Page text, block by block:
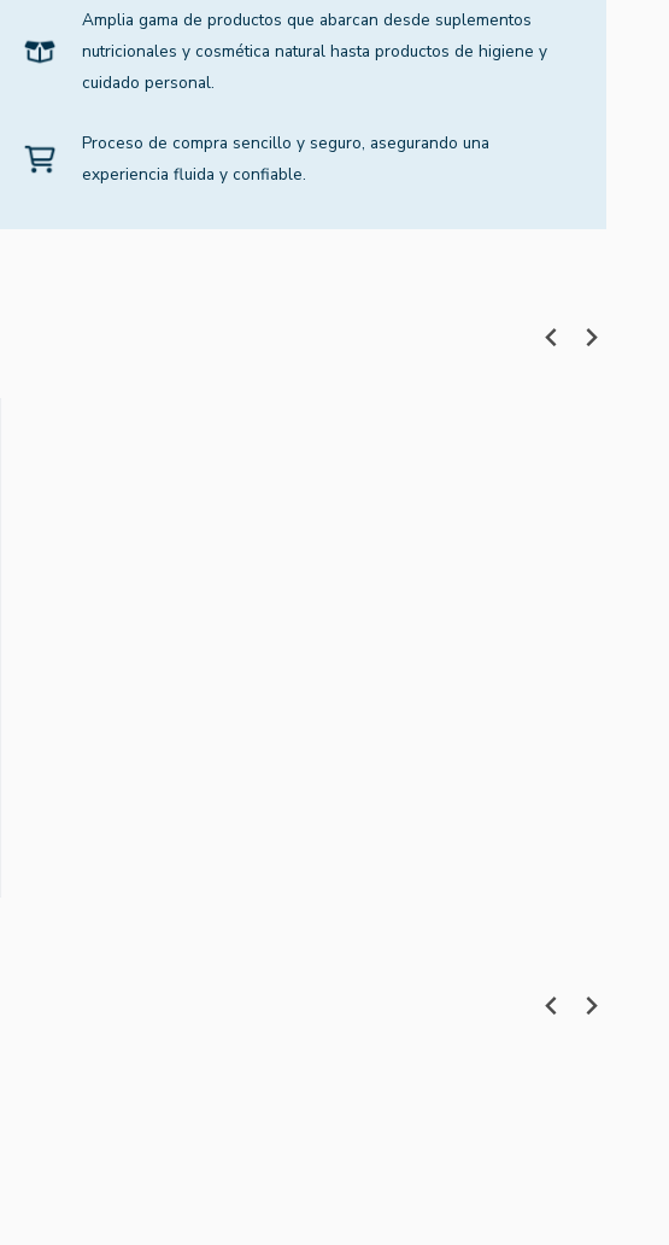
Amplia gama de productos que abarcan desde suplementos
nutricionales y cosmética natural hasta productos de higiene y
cuidado personal.
Proceso de compra sencillo y seguro, asegurando una
experiencia fluida y confiable.